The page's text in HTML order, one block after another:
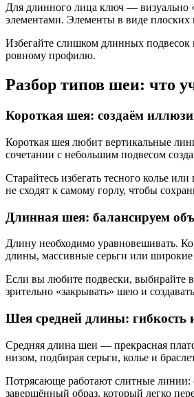
Для длинного лица ключ — визуально
элементами. Элементы в виде
Избегайте слишком длинных
ровному профилю.
Разбор типов шеи: что
Короткая шея: создаём
Короткая шея любит вертикальные
сочетании с небольшим подвесом
Старайтесь избегать тесного колье
не сходят к самому горлу, чтобы
Длинная шея: балансируем
Длину необходимо уравновешивать.
длины, массивные серьги или широкие
Если вы любите подвески, выбирайте
зрительно «закрывать» шею и
Шея средней длины: гибкость
Средняя длина шеи — прекрасная
низом, подбирая серьги, колье и
Потрясающе работают слитные линии:
завершённый образ, который легко